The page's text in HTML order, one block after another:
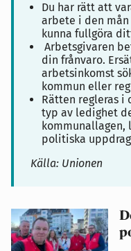
Du har rätt att
arbete i den
kunna fullgöra
Arbetsgivaren
din frånvaro.
arbetsinkomst
kommun eller
Rätten regleras i
typ av ledighet
politiska
Källa: Unionen